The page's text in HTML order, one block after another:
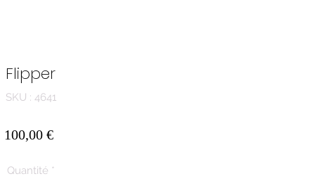
Flipper
SKU : 4641
100,00 €Prix
Quantité *